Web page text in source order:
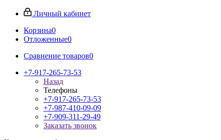
Личный кабинет
Корзина0
Отложенные0
Сравнение товаров0
+7-917-265-73-53
Назад
Телефоны
+7-917-265-73-53
+7-987-410-09-09
+7-909-311-29-49
Заказать звонок